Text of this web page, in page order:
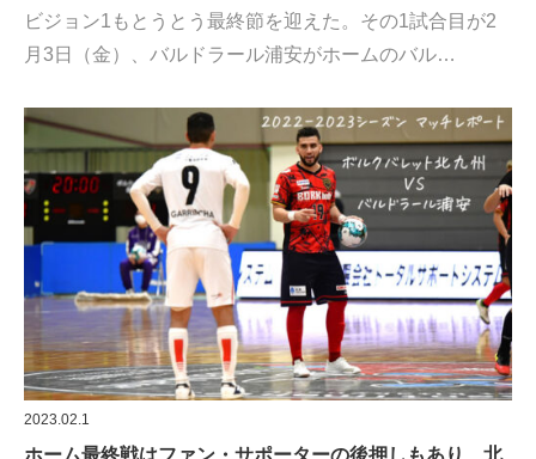
ビジョン1もとうとう最終節を迎えた。その1試合目が2
月3日（金）、バルドラール浦安がホームのバル…
2023.02.1
ホーム最終戦はファン・サポーターの後押しもあり、北